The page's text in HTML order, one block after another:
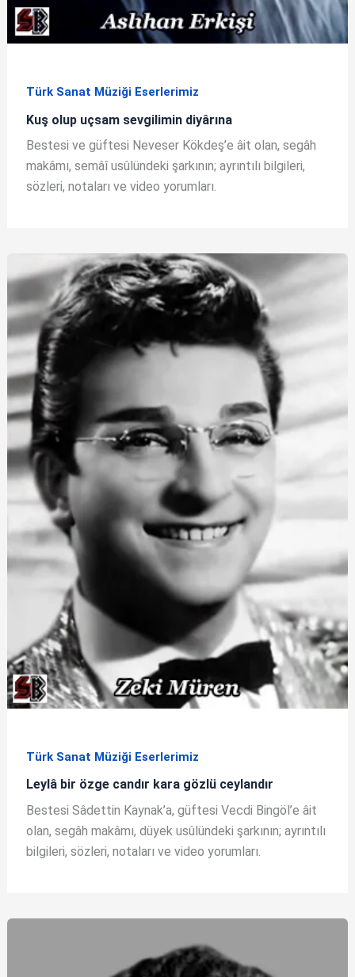
Türk Sanat Müziği Eserlerimiz
Kuş olup uçsam sevgilimin diyârına
Bestesi ve güftesi Neveser Kökdeş’e âit olan, segâh
makâmı, semâî usûlündeki şarkının; ayrıntılı bilgileri,
sözleri, notaları ve video yorumları.
Türk Sanat Müziği Eserlerimiz
Leylâ bir özge candır kara gözlü ceylandır
Bestesi Sâdettin Kaynak’a, güftesi Vecdi Bingöl’e âit
olan, segâh makâmı, düyek usûlündeki şarkının; ayrıntılı
bilgileri, sözleri, notaları ve video yorumları.